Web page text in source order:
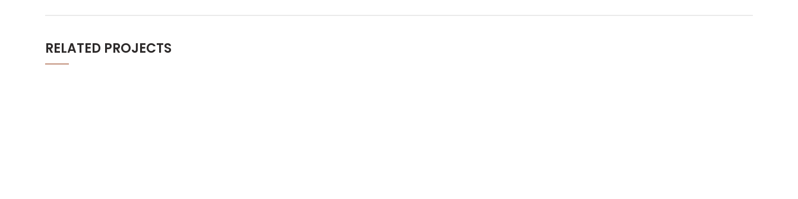
RELATED PROJECTS